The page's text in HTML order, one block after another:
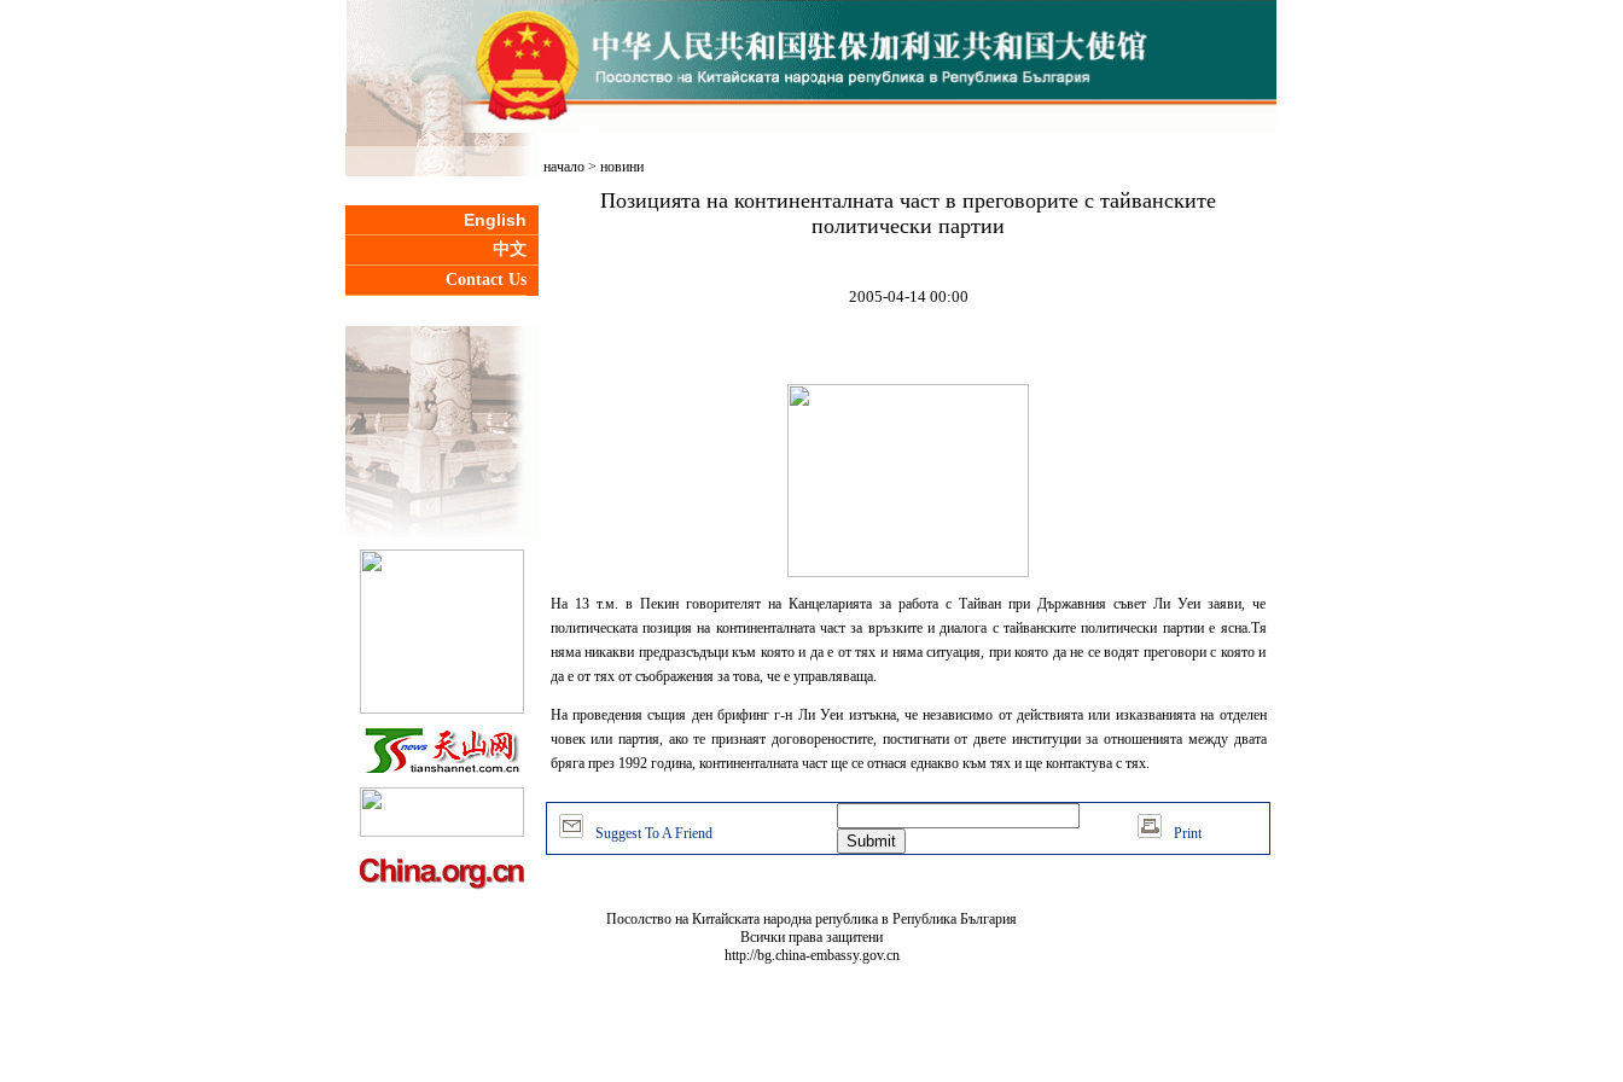
English
中文
Contact Us
начало> новини
Позицията на континенталната част в преговорите с тайванските
политически партии
2005-04-14 00:00
На 13 т.м. в Пекин говорителят на Канцеларията за работа с Тайван при Държавния съвет Ли Уеи заяви, че
политическата позиция на континенталната част за връзките и диалога с тайванските политически партии е ясна.Тя
няма никакви предразсъдъци към която и да е от тях и няма ситуация, при която да не се водят преговори с която и
да е от тях от съображения за това, че е управляваща.
На проведения същия ден брифинг г-н Ли Уеи изтъкна, че независимо от действията или изказванията на отделен
човек или партия, ако те признаят договореностите, постигнати от двете институции за отношенията между двата
бряга през 1992 година, континенталната част ще се отнася еднакво към тях и ще контактува с тях.
Suggest To A Friend Print
Посолство на Китайската народна република в Република България
Всички права защитени
http://bg.china-embassy.gov.cn